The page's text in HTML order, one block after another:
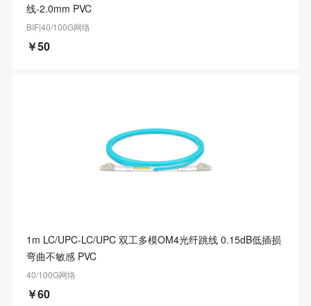
线-2.0mm PVC
BIF|40/100G网络
￥50
1m LC/UPC-LC/UPC 双工多模OM4光纤跳线 0.15dB低插损
弯曲不敏感 PVC
40/100G网络
￥60